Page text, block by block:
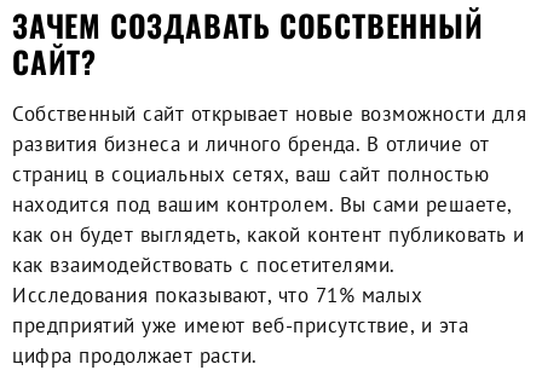
ЗАЧЕМ СОЗДАВАТЬ СОБСТВЕННЫЙ
САЙТ?
Собственный сайт открывает новые возможности для
развития бизнеса и личного бренда. В отличие от
страниц в социальных сетях, ваш сайт полностью
находится под вашим контролем. Вы сами решаете,
как он будет выглядеть, какой контент публиковать и
как взаимодействовать с посетителями.
Исследования показывают, что 71% малых
предприятий уже имеют веб-присутствие, и эта
цифра продолжает расти.